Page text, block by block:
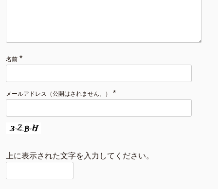
名前 *
メールアドレス（公開はされません。） *
上に表示された文字を入力してください。